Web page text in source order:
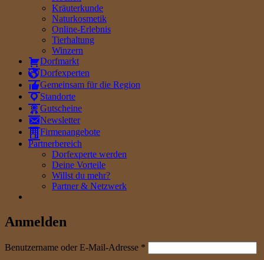
Kräuterkunde
Naturkosmetik
Online-Erlebnis
Tierhaltung
Winzern
Dorfmarkt
Dorfexperten
Gemeinsam für die Region
Standorte
Gutscheine
Newsletter
Firmenangebote
Partnerbereich
Dorfexperte werden
Deine Vorteile
Willst du mehr?
Partner & Netzwerk
Anmelden
Benutzername oder E-Mail-Adresse *